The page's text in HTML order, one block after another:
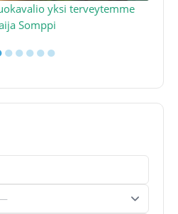
yksi terveytemme
Somppi
●●●●●